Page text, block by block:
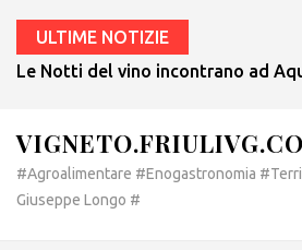
ULTIME NOTIZIE
Le Notti del vino incontrano ad
#Agroalimentare #Enogastronomia
Giuseppe Longo #